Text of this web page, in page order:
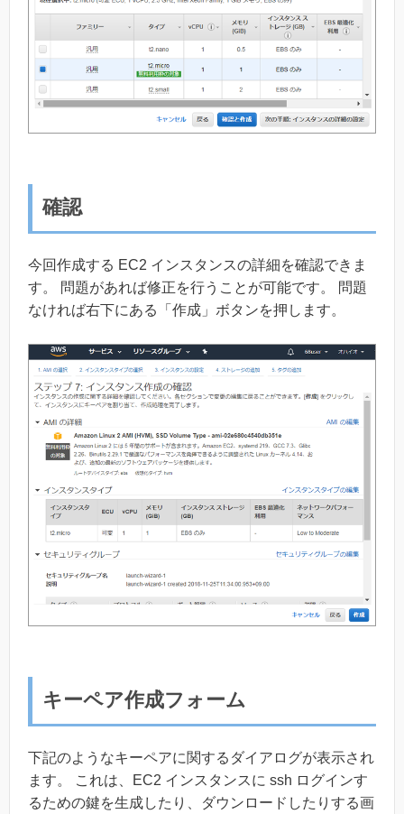
確認
今回作成する EC2 インスタンスの詳細を確認できま
す。 問題があれば修正を行うことが可能です。 問題
なければ右下にある「作成」ボタンを押します。
キーペア作成フォーム
下記のようなキーペアに関するダイアログが表示され
ます。 これは、EC2 インスタンスに ssh ログインす
るための鍵を生成したり、ダウンロードしたりする画